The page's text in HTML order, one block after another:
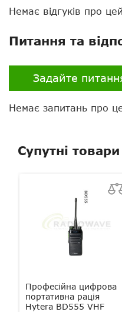
Немає відгуків про
Питання та
Задайте
Немає запитань про
Супутні товари
Професійна цифрова
портативна рація
Hytera BD555 VHF